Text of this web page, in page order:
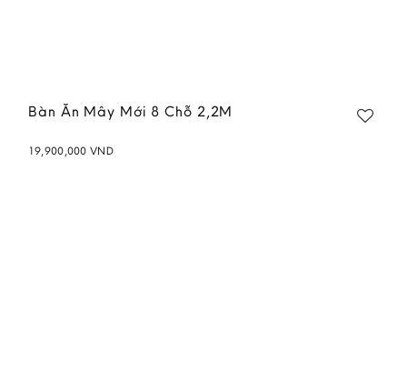
Bàn Ăn Mây Mới 8 Chỗ 2,2M
19,900,000VND